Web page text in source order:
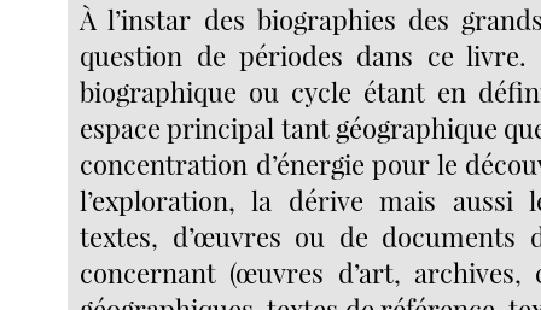
À l’instar des biographies des
question de périodes dans ce livre.
biographique ou cycle étant en
espace principal tant géographique
concentration d’énergie pour le
l’exploration, la dérive mais aussi
textes, d’œuvres ou de
concernant (œuvres d’art, archives,